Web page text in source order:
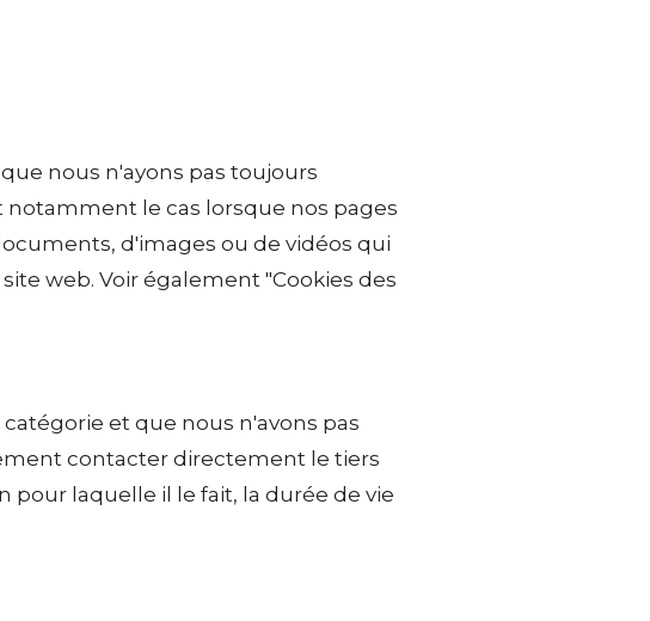
nous n'ayons pas toujours
notamment le cas lorsque nos pages
d'images ou de vidéos qui
web. Voir également "Cookies des
et que nous n'avons pas
contacter directement le tiers
pour laquelle il le fait, la durée de vie